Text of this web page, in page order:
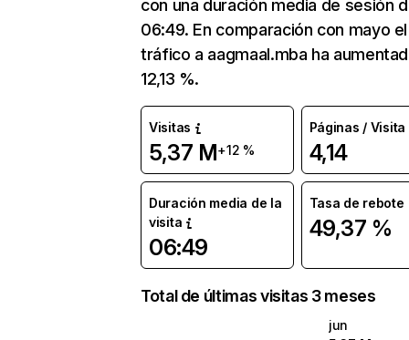
con una duración media de sesión
06:49. En comparación con mayo el
tráfico a aagmaal.mba ha
12,13 %.
Visitas
5,37 M+12 %
Páginas / Visita
4,14
Duración media de la
visita
06:49
Tasa de rebote
49,37 %
Total de últimas visitas 3 meses
jun